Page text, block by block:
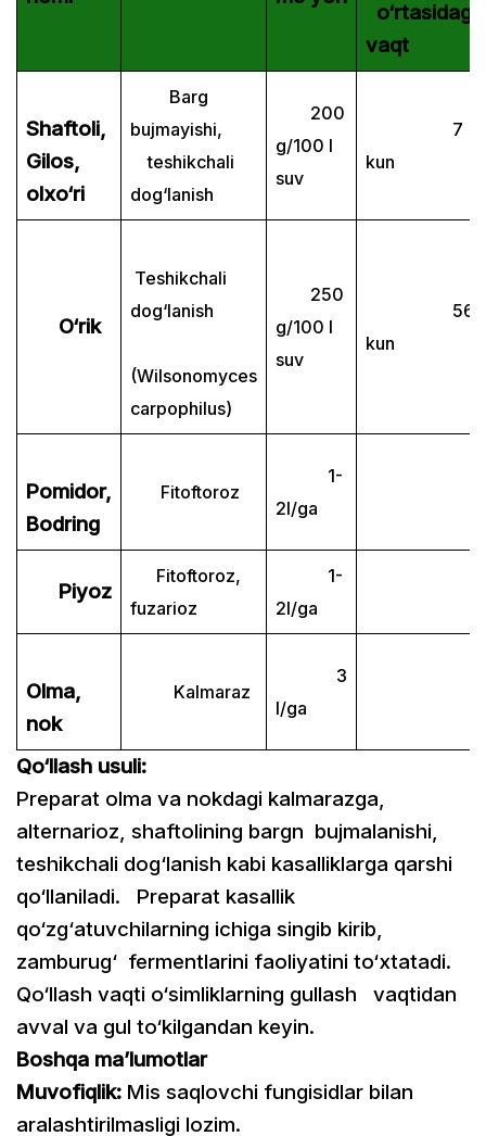
o‘rtasidagi
vaqt
Shaftoli,
Gilos,
olxo‘ri
Barg
bujmayishi,
teshikchali
dog‘lanish
200
g/100 l
suv
7
kun
O‘rik
Teshikchali
dog‘lanish
(Wilsonomyces
carpophilus)
250
g/100 l
suv
56
kun
Pomidor,
Bodring
Fitoftoroz
1-
2l/ga
Piyoz
Fitoftoroz,
fuzarioz
1-
2l/ga
Olma,
nok
Kalmaraz
3
l/ga
Qo‘llash usuli:
Preparat olma va nokdagi kalmarazga,
alternarioz, shaftolining bargn bujmalanishi,
teshikchali dog‘lanish kabi kasalliklarga qarshi
qo‘llaniladi. Preparat kasallik
qo‘zg‘atuvchilarning ichiga singib kirib,
zamburug‘ fermentlarini faoliyatini to‘xtatadi.
Qo‘llash vaqti o‘simliklarning gullash vaqtidan
avval va gul to‘kilgandan keyin.
Boshqa ma’lumotlar
Muvofiqlik: Mis saqlovchi fungisidlar bilan
aralashtirilmasligi lozim.